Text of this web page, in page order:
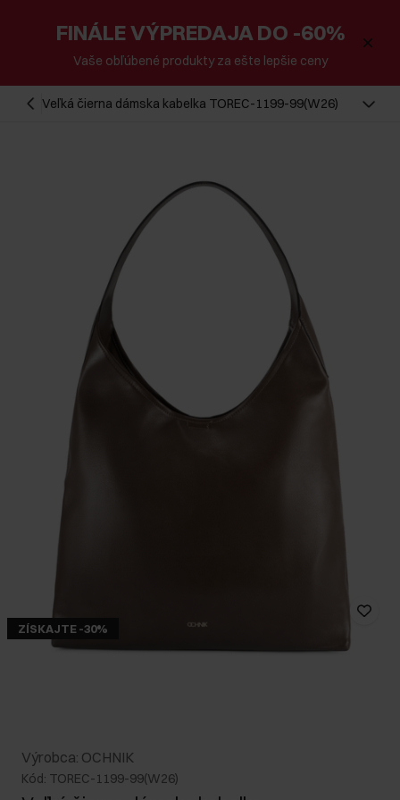
FINÁLE VÝPREDAJA DO -60%
Vaše obľúbené produkty za ešte lepšie ceny
Veľká čierna dámska kabelka TOREC-1199-99(W26)
ZÍSKAJTE -30%
Výrobca: OCHNIK
Kód: TOREC-1199-99(W26)